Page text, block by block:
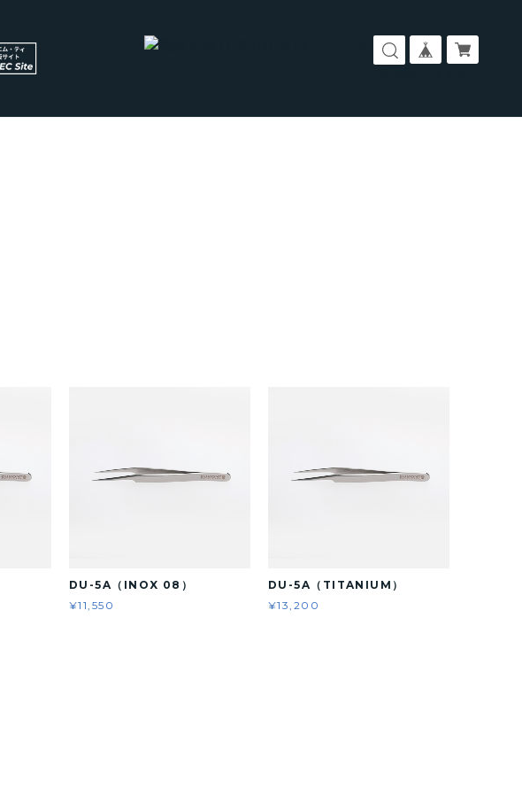
DU-5A（INOX 08）
¥11,550
DU-5A（TITANIUM）
¥13,200